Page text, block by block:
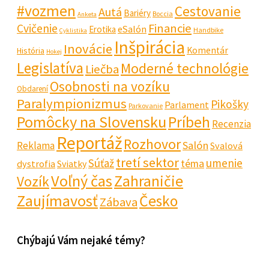
#vozmen Anketa Autá Bariéry Boccia Cestovanie
Cvičenie Cyklistika Erotika eSalón Financie Handbike
História Hokej Inovácie Inšpirácia Komentár
Legislatíva Liečba Moderné technológie
Obdarení Osobnosti na vozíku
Paralympionizmus Parkovanie Parlament Pikošky
Pomôcky na SlovenskuPríbeh Recenzia
Reklama ReportážRozhovorSalón Svalová
dystrofiaSviatkySúťažtretí sektortéma umenie
VozíkVoľný časZahraničie
ZaujímavosťZábavaČesko
Chýbajú Vám nejaké témy?